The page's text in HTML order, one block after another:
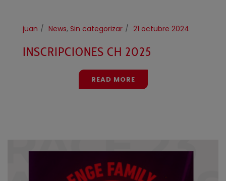
juan News, Sin categorizar 21 octubre 2024
INSCRIPCIONES CH 2025
READ MORE